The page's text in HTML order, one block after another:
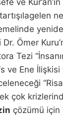
ve Kur’an’ın
Ömer
Tezi
ve Ene İlişkisi
çok
çözümü için